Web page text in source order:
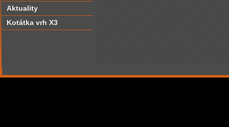
Aktuality
Kotátka vrh X3